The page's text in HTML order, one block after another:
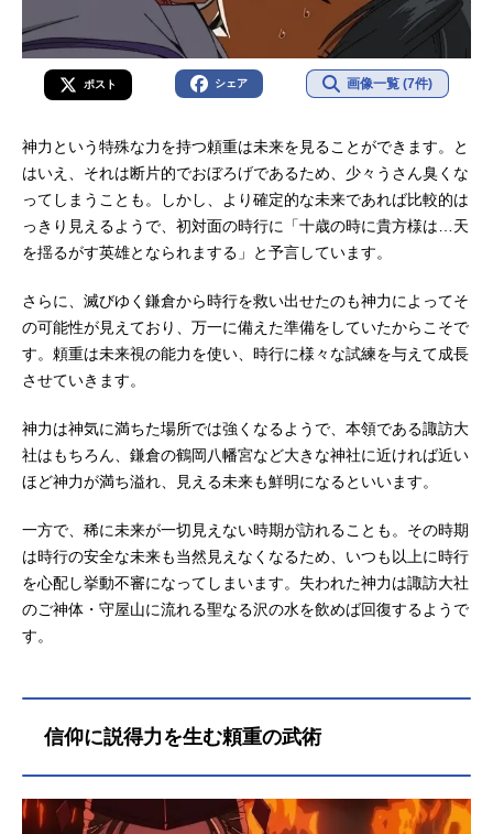
ポスト シェア 画像一覧 (7件)
神力という特殊な力を持つ頼重は未来を見ることができます。と
はいえ、それは断片的でおぼろげであるため、少々うさん臭くな
ってしまうことも。しかし、より確定的な未来であれば比較的は
っきり見えるようで、初対面の時行に「十歳の時に貴方様は…天
を揺るがす英雄となられまする」と予言しています。
さらに、滅びゆく鎌倉から時行を救い出せたのも神力によってそ
の可能性が見えており、万一に備えた準備をしていたからこそで
す。頼重は未来視の能力を使い、時行に様々な試練を与えて成長
させていきます。
神力は神気に満ちた場所では強くなるようで、本領である諏訪大
社はもちろん、鎌倉の鶴岡八幡宮など大きな神社に近ければ近い
ほど神力が満ち溢れ、見える未来も鮮明になるといいます。
一方で、稀に未来が一切見えない時期が訪れることも。その時期
は時行の安全な未来も当然見えなくなるため、いつも以上に時行
を心配し挙動不審になってしまいます。失われた神力は諏訪大社
のご神体・守屋山に流れる聖なる沢の水を飲めば回復するようで
す。
信仰に説得力を生む頼重の武術